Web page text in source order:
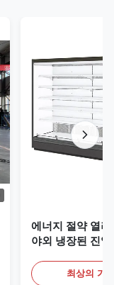
에너지 절약 열
야외 냉장된 진열
최상의 가